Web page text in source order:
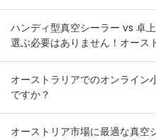
ハンディ型真空シーラー vs 卓
選ぶ必要はありません！オース
売業者向け在庫組み合わせプラ
オーストラリアでのオンライン
ですか？
オーストリア市場に最適な真空